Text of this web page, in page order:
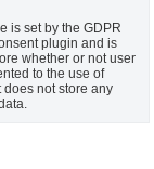
is set by the GDPR
plugin and is
whether or not user
to the use of
does not store any